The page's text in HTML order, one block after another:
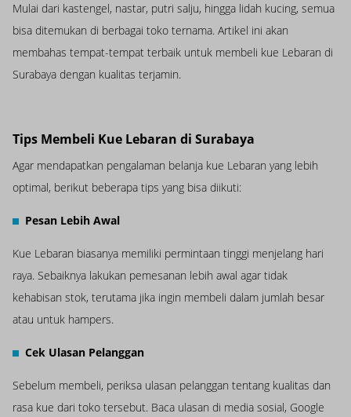
Mulai dari kastengel, nastar, putri salju, hingga lidah kucing, semua
bisa ditemukan di berbagai toko ternama. Artikel ini akan
membahas tempat-tempat terbaik untuk membeli kue Lebaran di
Surabaya dengan kualitas terjamin.
Tips Membeli Kue Lebaran di Surabaya
Agar mendapatkan pengalaman belanja kue Lebaran yang lebih
optimal, berikut beberapa tips yang bisa diikuti:
Pesan Lebih Awal
Kue Lebaran biasanya memiliki permintaan tinggi menjelang hari
raya. Sebaiknya lakukan pemesanan lebih awal agar tidak
kehabisan stok, terutama jika ingin membeli dalam jumlah besar
atau untuk hampers.
Cek Ulasan Pelanggan
Sebelum membeli, periksa ulasan pelanggan tentang kualitas dan
rasa kue dari toko tersebut. Baca ulasan di media sosial, Google